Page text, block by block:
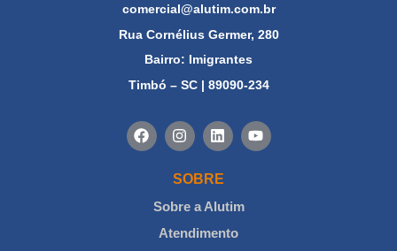
comercial@alutim.com.br
Rua Cornélius Germer, 280
Bairro: Imigrantes
Timbó – SC | 89090-234
SOBRE
Sobre a Alutim
Atendimento